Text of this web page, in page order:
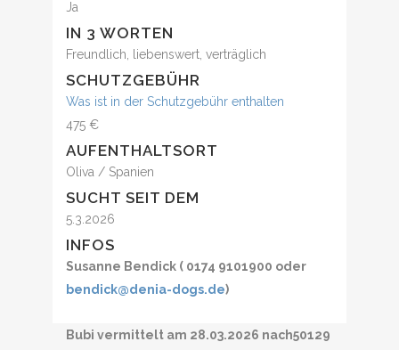
Ja
IN 3 WORTEN
Freundlich, liebenswert, verträglich
SCHUTZGEBÜHR
Was ist in der Schutzgebühr enthalten
475 €
AUFENTHALTSORT
Oliva / Spanien
SUCHT SEIT DEM
5.3.2026
INFOS
Susanne Bendick ( 0174 9101900 oder
bendick@denia-dogs.de)
Bubi vermittelt am 28.03.2026 nach50129